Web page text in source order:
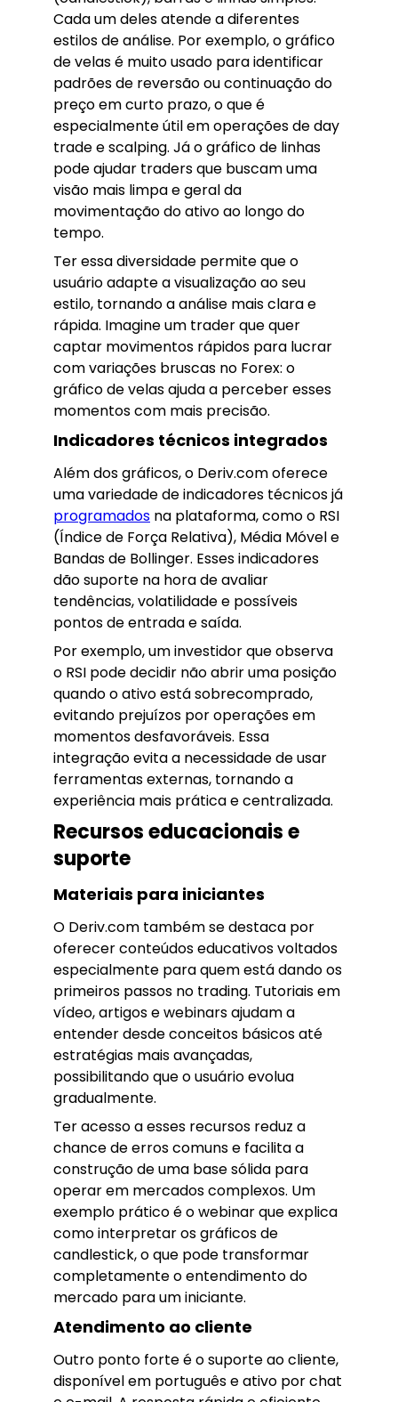
Cada um deles atende a diferentes
estilos de análise. Por exemplo, o gráfico
de velas é muito usado para identificar
padrões de reversão ou continuação do
preço em curto prazo, o que é
especialmente útil em operações de day
trade e scalping. Já o gráfico de linhas
pode ajudar traders que buscam uma
visão mais limpa e geral da
movimentação do ativo ao longo do
tempo.
Ter essa diversidade permite que o
usuário adapte a visualização ao seu
estilo, tornando a análise mais clara e
rápida. Imagine um trader que quer
captar movimentos rápidos para lucrar
com variações bruscas no Forex: o
gráfico de velas ajuda a perceber esses
momentos com mais precisão.
Indicadores técnicos integrados
Além dos gráficos, o Deriv.com oferece
uma variedade de indicadores técnicos já
programados na plataforma, como o RSI
(Índice de Força Relativa), Média Móvel e
Bandas de Bollinger. Esses indicadores
dão suporte na hora de avaliar
tendências, volatilidade e possíveis
pontos de entrada e saída.
Por exemplo, um investidor que observa
o RSI pode decidir não abrir uma posição
quando o ativo está sobrecomprado,
evitando prejuízos por operações em
momentos desfavoráveis. Essa
integração evita a necessidade de usar
ferramentas externas, tornando a
experiência mais prática e centralizada.
Recursos educacionais e
suporte
Materiais para iniciantes
O Deriv.com também se destaca por
oferecer conteúdos educativos voltados
especialmente para quem está dando os
primeiros passos no trading. Tutoriais em
vídeo, artigos e webinars ajudam a
entender desde conceitos básicos até
estratégias mais avançadas,
possibilitando que o usuário evolua
gradualmente.
Ter acesso a esses recursos reduz a
chance de erros comuns e facilita a
construção de uma base sólida para
operar em mercados complexos. Um
exemplo prático é o webinar que explica
como interpretar os gráficos de
candlestick, o que pode transformar
completamente o entendimento do
mercado para um iniciante.
Atendimento ao cliente
Outro ponto forte é o suporte ao cliente,
disponível em português e ativo por chat